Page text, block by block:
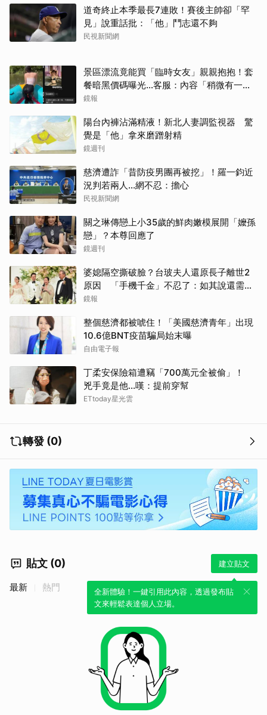
道奇終止本季最長7連敗！賽後主帥卻「罕
見」說重話批：「他」鬥志還不夠
民視新聞網
景區漂流竟能買「臨時女友」親親抱抱！套
餐暗黑價碼曝光…客服：內容「稍微有一點
尺度」
鏡報
陽台內褲沾滿精液！新北人妻調監視器 驚
覺是「他」拿來磨蹭射精
鏡週刊
慈濟遭詐「昔防疫男團再被挖」！羅一鈞近
況判若兩人…網不忍：擔心
民視新聞網
關之琳傳戀上小35歲的鮮肉嫩模展開「嬤孫
戀」？本尊回應了
鏡週刊
婆媳隔空撕破臉？台玻夫人還原長子離世2
原因 「手機千金」不忍了：如其說還需要
離開嗎？
鏡報
整個慈濟都被唬住！「美國慈濟青年」出現
10.6億BNT疫苗騙局始末曝
自由電子報
丁柔安保險箱遭竊「700萬元全被偷」！
兇手竟是他...嘆：提前穿幫
ETtoday星光雲
轉發 (0)
貼文 (0) 建立貼文
全新體驗！一鍵引用此內容，透過發布貼
文來輕鬆表達個人立場。
最新 熱門
取消